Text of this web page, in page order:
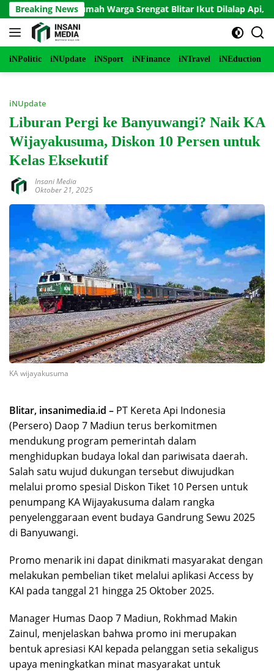
Langsung
ke
konten
Breaking News
Rumah Warga Srengat Blitar Ikut Dilalap Api, Segini
iNPolitic iNUpdate iNSport iNFinance iNTravel iNEduction
iNUpdate
Liburan Pergi ke Banyuwangi? Naik KA
Wijayakusuma, Diskon 10 Persen untuk
Kelas Eksekutif
Insani Media
Oktober 21, 2025
KA wijayakusuma
Blitar, insanimedia.id – PT Kereta Api Indonesia
(Persero) Daop 7 Madiun terus berkomitmen
mendukung program pemerintah dalam
menghidupkan budaya lokal dan pariwisata daerah.
Salah satu wujud dukungan tersebut diwujudkan
melalui promo spesial Diskon Tiket 10 Persen untuk
penumpang KA Wijayakusuma dalam rangka
penyelenggaraan event budaya Gandrung Sewu 2025
di Banyuwangi.
Promo menarik ini dapat dinikmati masyarakat dengan
melakukan pembelian tiket melalui aplikasi Access by
KAI pada tanggal 21 hingga 25 Oktober 2025.
Manager Humas Daop 7 Madiun, Rokhmad Makin
Zainul, menjelaskan bahwa promo ini merupakan
bentuk apresiasi KAI kepada pelanggan setia sekaligus
upaya meningkatkan minat masyarakat untuk